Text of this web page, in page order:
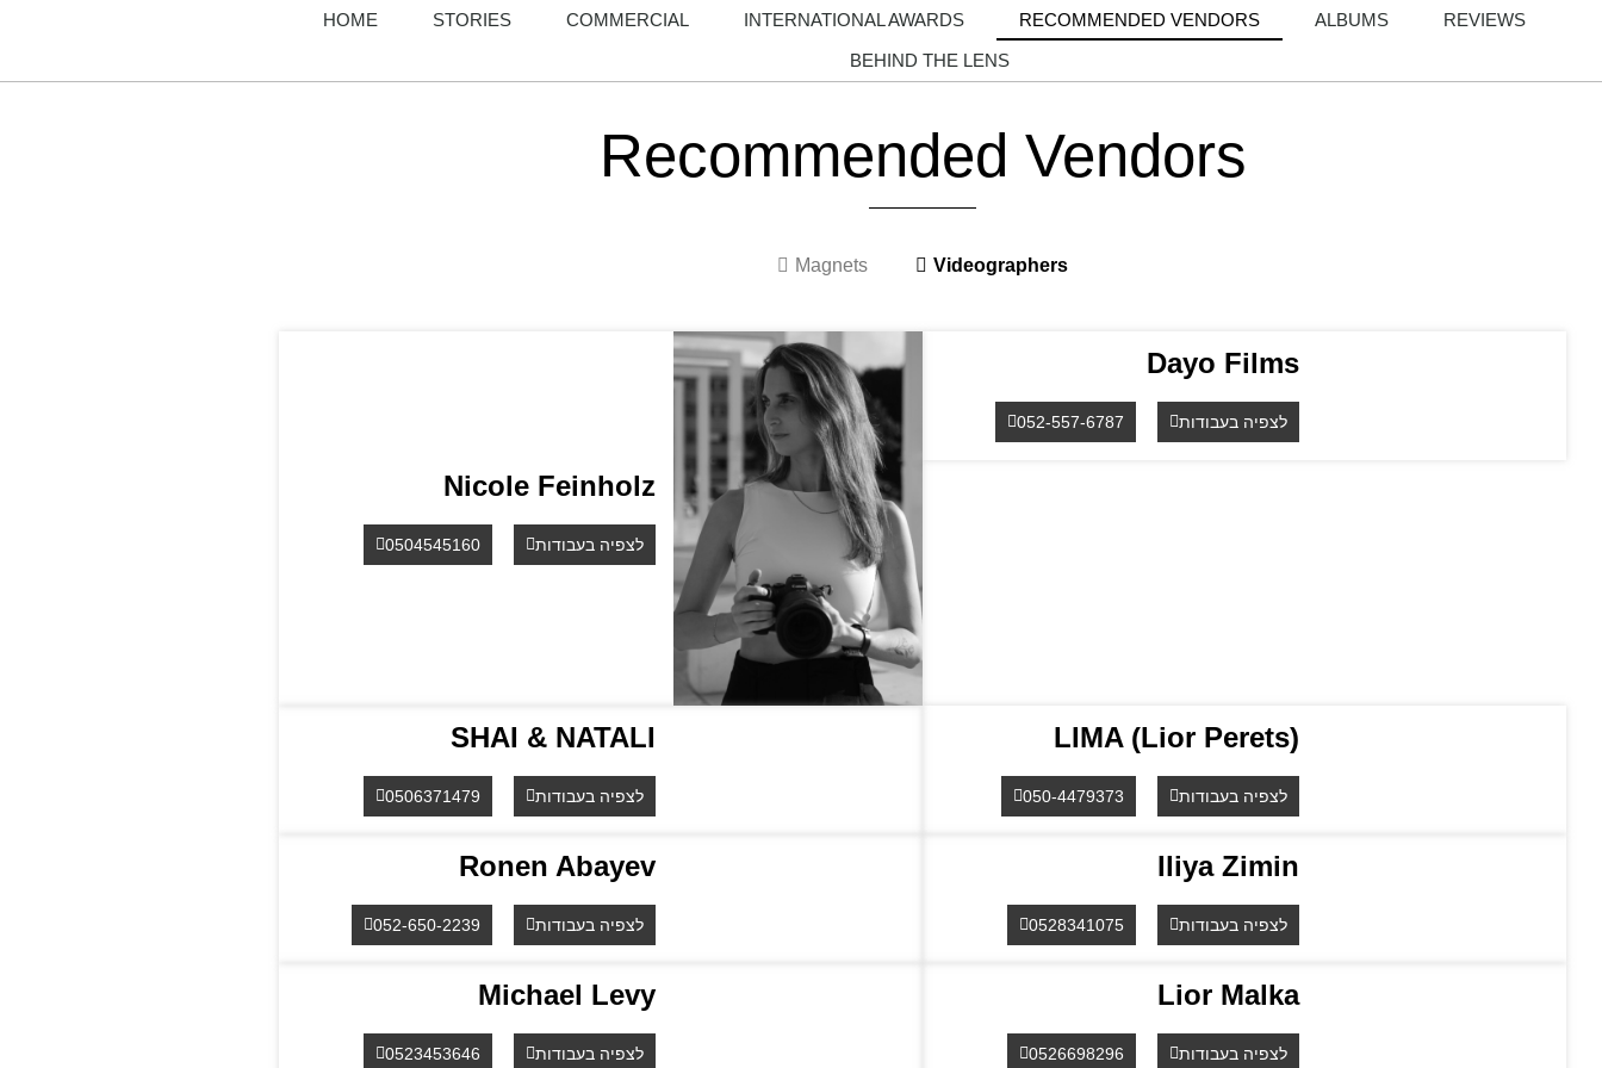
HOME STORIES COMMERCIAL INTERNATIONAL AWARDS RECOMMENDED VENDORS ALBUMS
REVIEWS
BEHIND THE LENS
Recommended Vendors
Videographers
Magnets
Dayo Films
לצפיה בעבודות 052-557-6787
Nicole Feinholz
לצפיה בעבודות 0504545160
LIMA (Lior Perets)
לצפיה בעבודות 050-4479373
SHAI & NATALI
לצפיה בעבודות 0506371479
Iliya Zimin
לצפיה בעבודות 0528341075
Ronen Abayev
לצפיה בעבודות 052-650-2239
Lior Malka
לצפיה בעבודות 0526698296
Michael Levy
לצפיה בעבודות 0523453646